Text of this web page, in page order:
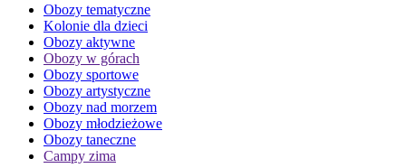
Obozy tematyczne
Kolonie dla dzieci
Obozy aktywne
Obozy w górach
Obozy sportowe
Obozy artystyczne
Obozy nad morzem
Obozy młodzieżowe
Obozy taneczne
Campy zima